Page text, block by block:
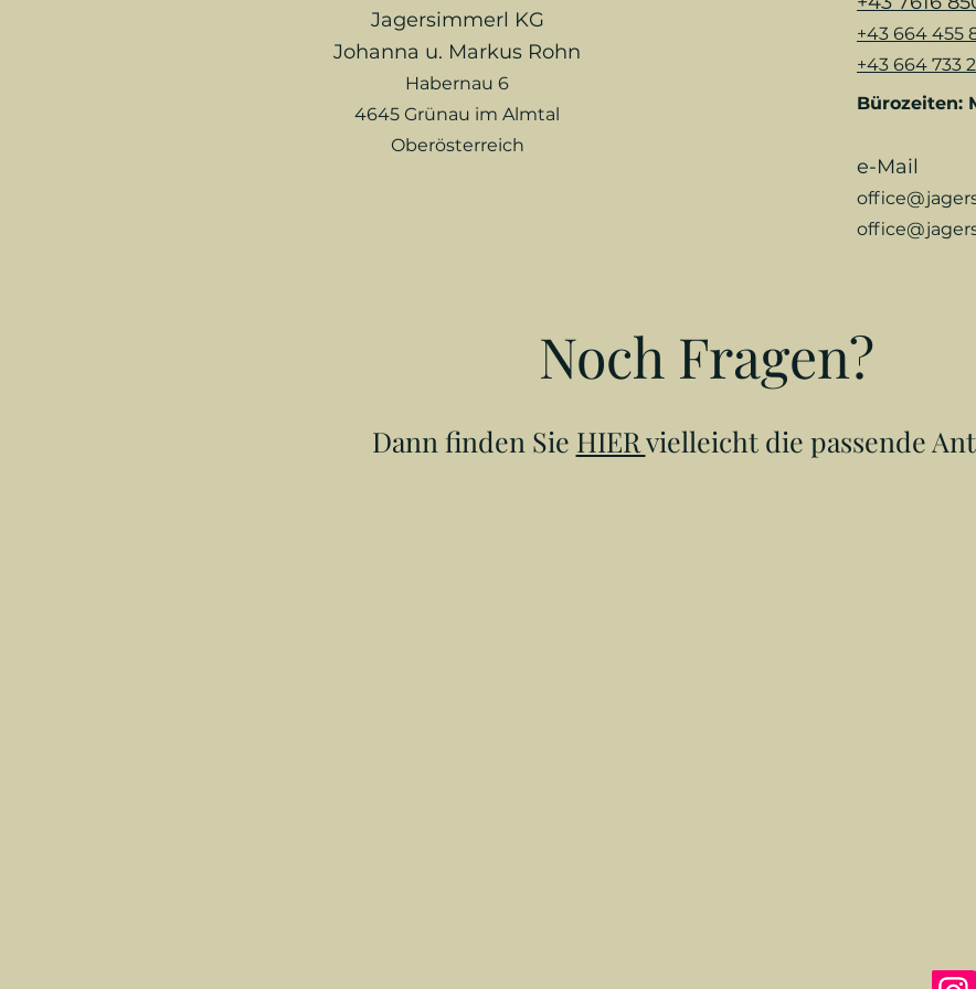
Jagersimmerl KG
Johanna u. Markus Rohn
Habernau 6
4645 Grünau im Almtal
Oberösterreich
+43 664 455
+43 664 733
Bürozeiten:
e-Mail
Noch Fragen?
Dann finden Sie HIERvielleicht die passende